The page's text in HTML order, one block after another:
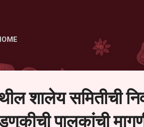
शालेय समितीची
पालकांची